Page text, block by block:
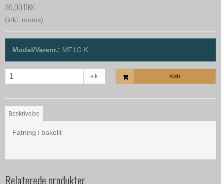
20,00 DKK
(inkl. moms)
Model/Varenr.: MF1G.K
stk. Køb
Beskrivelse
Fatning i bakelit
Relaterede produkter